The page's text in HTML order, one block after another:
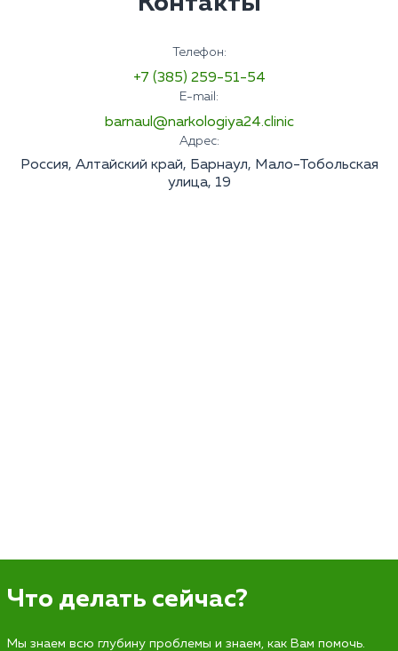
Телефон:
+7 (385) 259-51-54
E-mail:
barnaul@narkologiya24.clinic
Адрес:
Россия, Алтайский край, Барнаул, Мало-Тобольская
улица, 19
Что делать сейчас?
Мы знаем всю глубину проблемы и знаем, как Вам помочь.